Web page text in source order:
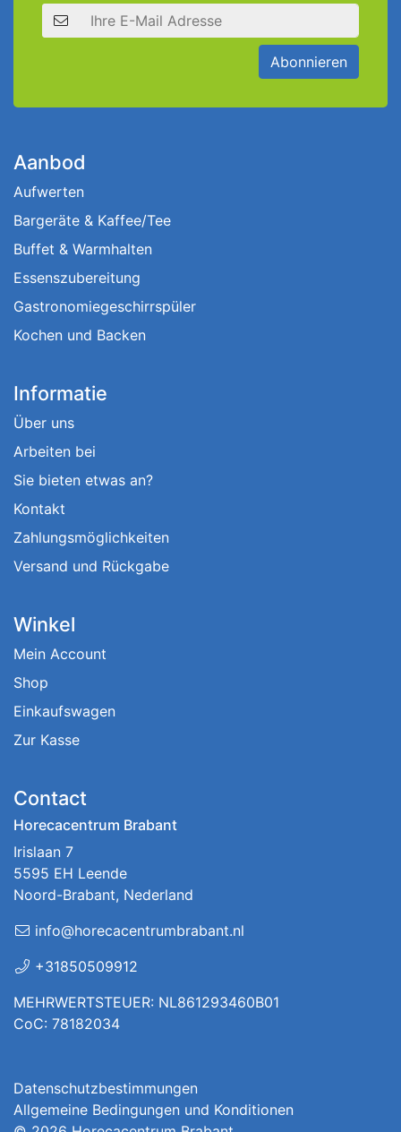
E-Mail Adresse
Abonnieren
Aanbod
Aufwerten
Bargeräte & Kaffee/Tee
Buffet & Warmhalten
Essenszubereitung
Gastronomiegeschirrspüler
Kochen und Backen
Informatie
Über uns
Arbeiten bei
Sie bieten etwas an?
Kontakt
Zahlungsmöglichkeiten
Versand und Rückgabe
Winkel
Mein Account
Shop
Einkaufswagen
Zur Kasse
Contact
Horecacentrum Brabant
Irislaan 7
5595 EH Leende
Noord-Brabant, Nederland
info@horecacentrumbrabant.nl
+31850509912
MEHRWERTSTEUER: NL861293460B01
CoC: 78182034
Datenschutzbestimmungen
Allgemeine Bedingungen und Konditionen